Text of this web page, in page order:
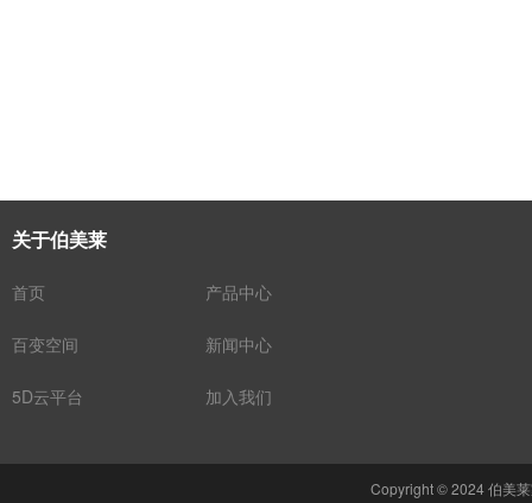
关于伯美莱
首页 产品中心
百变空间 新闻中心
5D云平台 加入我们
Copyright © 2024 伯美